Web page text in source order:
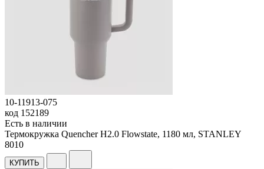
10-11913-075
код 152189
Есть в наличии
Термокружка Quencher H2.0 Flowstate, 1180 мл, STANLEY
8010
КУПИТЬ